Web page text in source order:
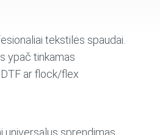
tekstilės spaudai.
ypač tinkamas
ar flock/flex
universalus sprendimas